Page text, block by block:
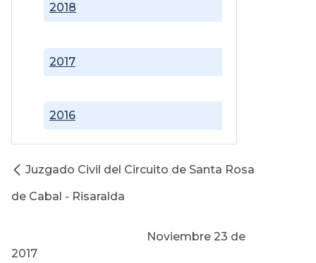
2016
2017
2018
Juzgado Civil del Circuito de Santa Rosa
de Cabal - Risaralda
Noviembre 23 de
2017